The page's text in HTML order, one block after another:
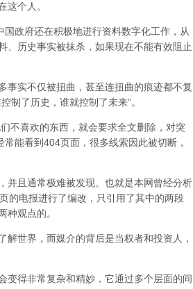
这个人。
政府还在积极地进行资料数字化工作，从
、历史事实被抹杀，如果现在不能有效阻止
事实不仅被扭曲，甚至连扭曲的痕迹都不复
制了历史，谁就控制了未来”。
不喜欢的东西，就会要求全文删除，对突
能看到404页面， 很多线索因此被切断，
并且通常极难被发现。 也就是本网曾经分析
的电报进行了编改，只引用了其中的两段
种观点的。
世界，而媒介的背后是当权者和投资人，
变得非常复杂和精妙，它通过多个层面的间